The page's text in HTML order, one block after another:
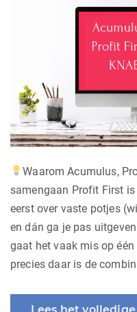
Waarom Acumulus,
samengaan Profit First
eerst over vaste potjes
en dán ga je pas
gaat het vaak mis op
precies daar is de